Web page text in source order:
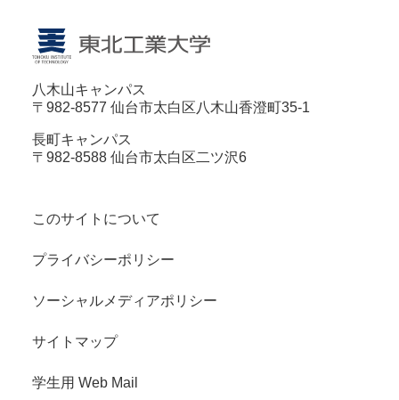
八木山キャンパス
〒982-8577 仙台市太白区八木山香澄町35-1
長町キャンパス
〒982-8588 仙台市太白区二ツ沢6
このサイトについて
プライバシーポリシー
ソーシャルメディアポリシー
サイトマップ
学生用 Web Mail